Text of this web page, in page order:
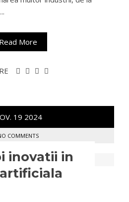
Read More
19 2024
COMMENTS
inovatii in